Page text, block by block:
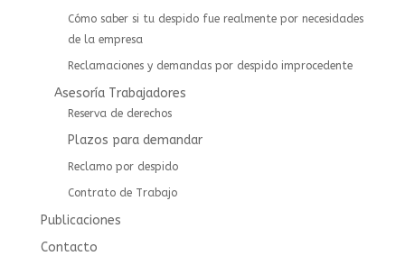
Cómo saber si tu despido fue realmente por necesidades
de la empresa
Reclamaciones y demandas por despido improcedente
Asesoría Trabajadores
⁠⁠Reserva de derechos
Plazos para demandar
Reclamo por despido
Contrato de Trabajo
Publicaciones
Contacto